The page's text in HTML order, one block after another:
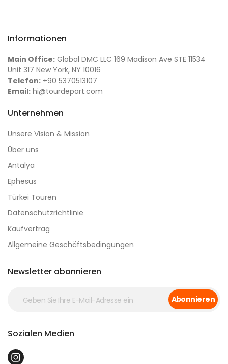
Informationen
Main Office: Global DMC LLC 169 Madison Ave STE 11534
Unit 317 New York, NY 10016
Telefon: +90 5370513107
Email: hi@tourdepart.com
Unternehmen
Unsere Vision & Mission
Über uns
Antalya
Ephesus
Türkei Touren
Datenschutzrichtlinie
Kaufvertrag
Allgemeine Geschäftsbedingungen
Newsletter abonnieren
Abonnieren
Sozialen Medien